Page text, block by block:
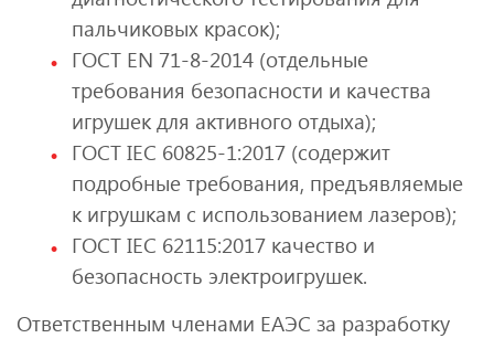
пальчиковых красок);
ГОСТ EN 71-8-2014 (отдельные
требования безопасности и качества
игрушек для активного отдыха);
ГОСТ IEC 60825-1:2017 (содержит
подробные требования, предъявляемые
к игрушкам с использованием лазеров);
ГОСТ IEC 62115:2017 качество и
безопасность электроигрушек.
Ответственным членами ЕАЭС за разработку